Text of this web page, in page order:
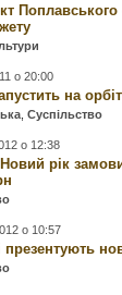
о 20:00
на
,Суспільство
о 12:38
рік
о 10:57
презентують